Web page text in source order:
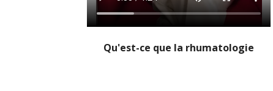
Qu'est-ce que la rhumatologie